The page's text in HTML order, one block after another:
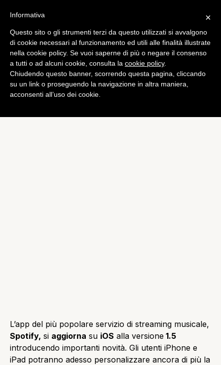
App
Spotify per iOS si aggiorna
e arriva l’equalizzatore
di Redazione
L’app del più popolare servizio di streaming musicale,
Spotify, si aggiorna su iOS alla versione 1.5
introducendo importanti novità. Gli utenti iPhone e
iPad potranno adesso personalizzare ancora di più la
×
Informativa
Questo sito o gli strumenti terzi da questo utilizzati si avvalgono
di cookie necessari al funzionamento ed utili alle finalità illustrate
nella cookie policy. Se vuoi saperne di più o negare il consenso
a tutti o ad alcuni cookie, consulta la cookie policy.
Chiudendo questo banner, scorrendo questa pagina, cliccando
su un link o proseguendo la navigazione in altra maniera,
acconsenti all’uso dei cookie.